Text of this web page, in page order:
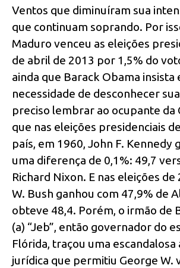
Ventos que diminuíram sua
que continuam soprando. Por
Maduro venceu as eleições
de abril de 2013 por 1,5% do
ainda que Barack Obama insista
necessidade de desconhecer
preciso lembrar ao ocupante da
que nas eleições presidenciais
país, em 1960, John F. Kennedy
uma diferença de 0,1%: 49,7
Richard Nixon. E nas eleições de
W. Bush ganhou com 47,9% de
obteve 48,4. Porém, o irmão de
(a) “Jeb”, então governador do
Flórida, traçou uma escandalosa
jurídica que permitiu George W.